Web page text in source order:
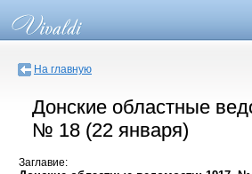
На главную
Донские областные
№ 18 (22 января)
Заглавие: